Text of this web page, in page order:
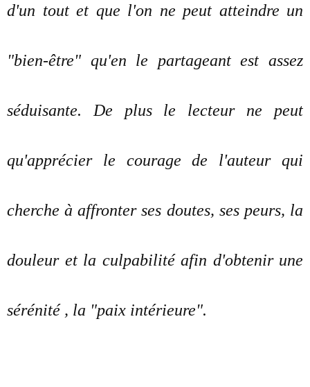
d'un tout et que l'on ne peut atteindre un
"bien-être" qu'en le partageant est assez
séduisante. De plus le lecteur ne peut
qu'apprécier le courage de l'auteur qui
cherche à affronter ses doutes, ses peurs, la
douleur et la culpabilité afin d'obtenir une
sérénité , la "paix intérieure".